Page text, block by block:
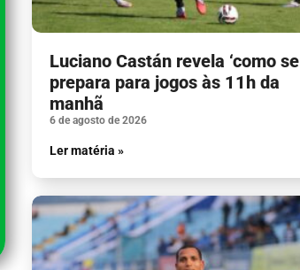
Luciano Castán revela ‘como se
prepara para jogos às 11h da
manhã
6 de agosto de 2026
Ler matéria »